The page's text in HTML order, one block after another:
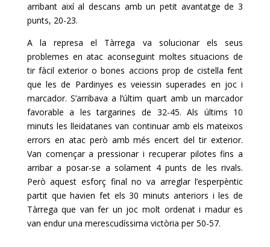
arribant així al descans amb un petit avantatge de 3
punts, 20-23.
A la represa el Tàrrega va solucionar els seus
problemes en atac aconseguint moltes situacions de
tir fàcil exterior o bones accions prop de cistella fent
que les de Pardinyes es veiessin superades en joc i
marcador. S’arribava a l’últim quart amb un marcador
favorable a les targarines de 32-45. Als últims 10
minuts les lleidatanes van continuar amb els mateixos
errors en atac però amb més encert del tir exterior.
Van començar a pressionar i recuperar pilotes fins a
arribar a posar-se a solament 4 punts de les rivals.
Però aquest esforç final no va arreglar l’esperpèntic
partit que havien fet els 30 minuts anteriors i les de
Tàrrega que van fer un joc molt ordenat i madur es
van endur una merescudíssima victòria per 50-57.